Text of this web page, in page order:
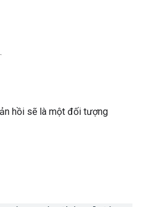
hồi sẽ là một đối tượng